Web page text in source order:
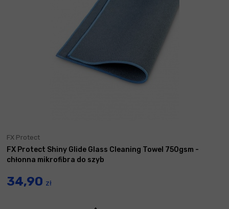
FX Protect
FX Protect Shiny Glide Glass Cleaning Towel 750gsm -
chłonna mikrofibra do szyb
34,90 zł